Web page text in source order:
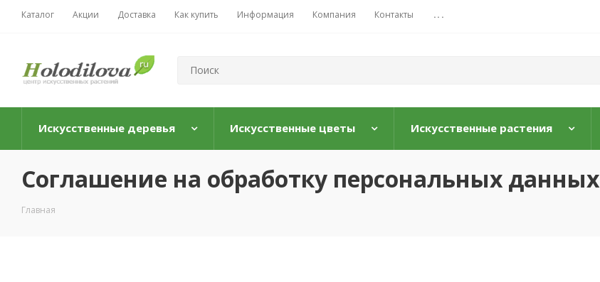
Каталог Акции Доставка Как купить Информация Компания Контакты ...
Искусственные деревья Искусственные цветы Искусственные растения
Соглашение на обработку персональных данных
Главная